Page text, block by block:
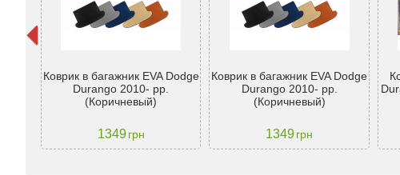
Коврик в багажник EVA Dodge
Durango 2010- рр.
(Коричневый)
1349 грн
Коврик в багажник EVA Dodge
Durango 2010- рр.
(Коричневый)
1349грн